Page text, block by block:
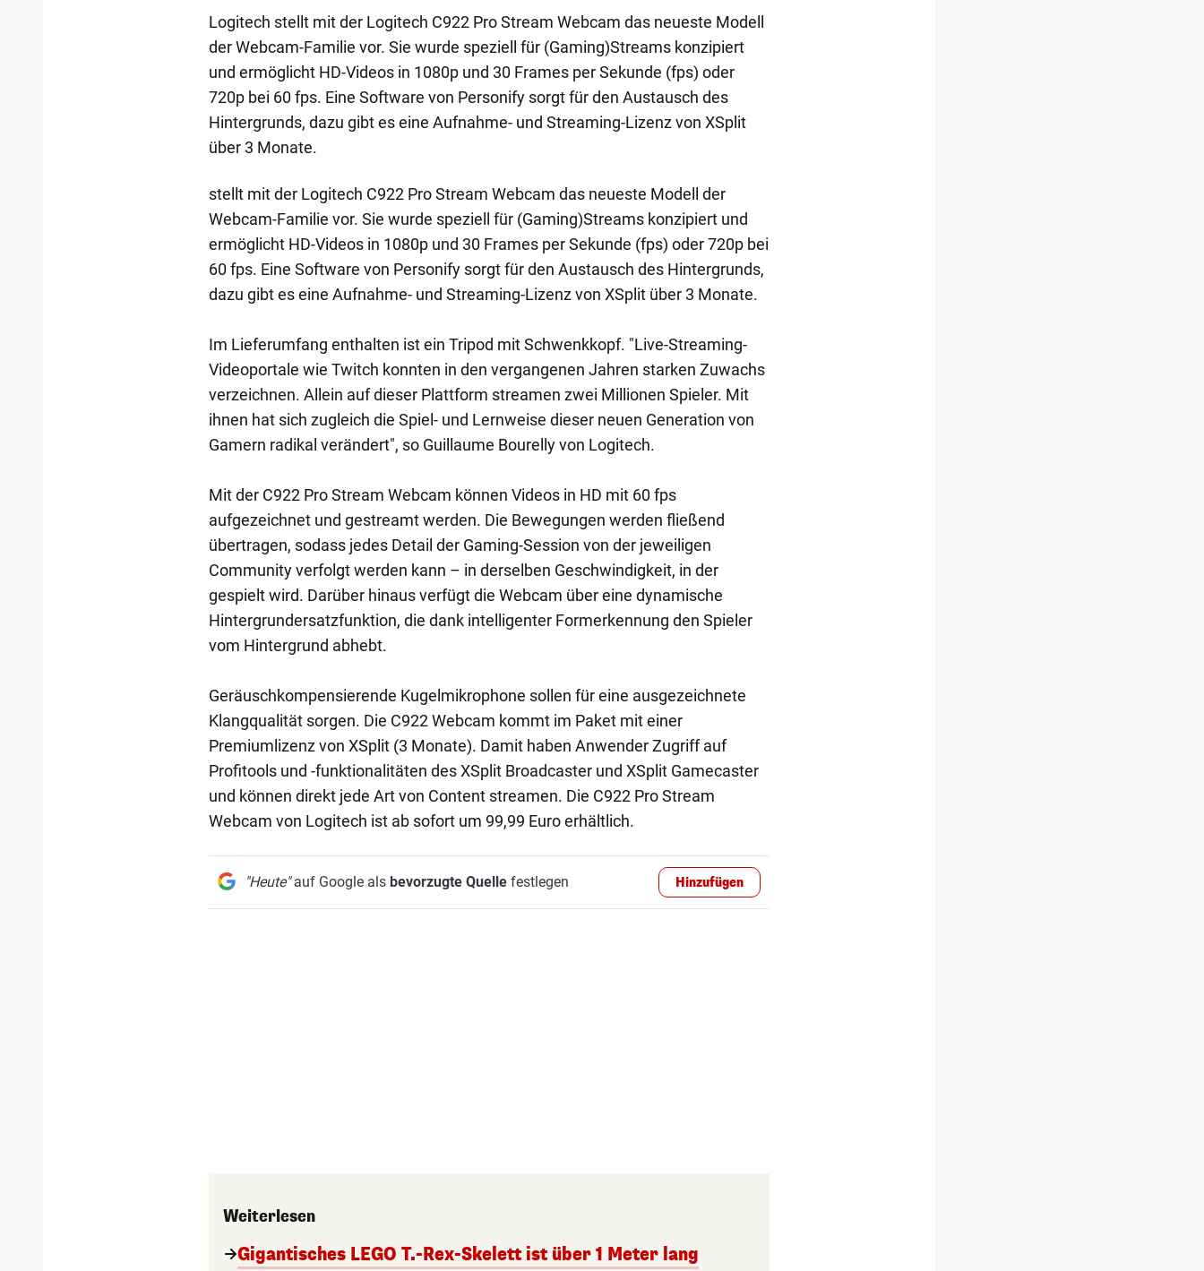
Logitech stellt mit der Logitech C922 Pro Stream Webcam das neueste Modell
der Webcam-Familie vor. Sie wurde speziell für (Gaming)Streams konzipiert
und ermöglicht HD-Videos in 1080p und 30 Frames per Sekunde (fps) oder
720p bei 60 fps. Eine Software von Personify sorgt für den Austausch des
Hintergrunds, dazu gibt es eine Aufnahme- und Streaming-Lizenz von XSplit
über 3 Monate.
stellt mit der Logitech C922 Pro Stream Webcam das neueste Modell der
Webcam-Familie vor. Sie wurde speziell für (Gaming)Streams konzipiert und
ermöglicht HD-Videos in 1080p und 30 Frames per Sekunde (fps) oder 720p bei
60 fps. Eine Software von Personify sorgt für den Austausch des Hintergrunds,
dazu gibt es eine Aufnahme- und Streaming-Lizenz von XSplit über 3 Monate.
Im Lieferumfang enthalten ist ein Tripod mit Schwenkkopf. "Live-Streaming-
Videoportale wie Twitch konnten in den vergangenen Jahren starken Zuwachs
verzeichnen. Allein auf dieser Plattform streamen zwei Millionen Spieler. Mit
ihnen hat sich zugleich die Spiel- und Lernweise dieser neuen Generation von
Gamern radikal verändert", so Guillaume Bourelly von Logitech.
Mit der C922 Pro Stream Webcam können Videos in HD mit 60 fps
aufgezeichnet und gestreamt werden. Die Bewegungen werden fließend
übertragen, sodass jedes Detail der Gaming-Session von der jeweiligen
Community verfolgt werden kann – in derselben Geschwindigkeit, in der
gespielt wird. Darüber hinaus verfügt die Webcam über eine dynamische
Hintergrundersatzfunktion, die dank intelligenter Formerkennung den Spieler
vom Hintergrund abhebt.
Geräuschkompensierende Kugelmikrophone sollen für eine ausgezeichnete
Klangqualität sorgen. Die C922 Webcam kommt im Paket mit einer
Premiumlizenz von XSplit (3 Monate). Damit haben Anwender Zugriff auf
Profitools und -funktionalitäten des XSplit Broadcaster und XSplit Gamecaster
und können direkt jede Art von Content streamen. Die C922 Pro Stream
Webcam von Logitech ist ab sofort um 99,99 Euro erhältlich.
"Heute"auf Google als bevorzugte Quellefestlegen Hinzufügen
Weiterlesen
Gigantisches LEGO T.-Rex-Skelett ist über 1 Meter lang